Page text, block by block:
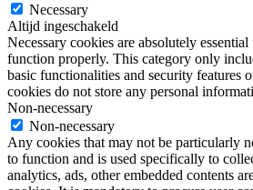
Necessary
Altijd ingeschakeld
Necessary cookies are absolutely
function properly. This category only
basic functionalities and security features
cookies do not store any personal
Non-necessary
Non-necessary
Any cookies that may not be particularly
to function and is used specifically to
analytics, ads, other embedded contents